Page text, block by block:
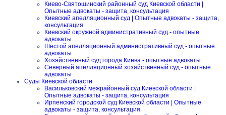
Киево-Святошинский районный суд Киевской области |
Опытные адвокаты - защита, консультация
Киевский апелляционный суд | Опытные адвокаты - защита,
консультация
Киевский окружной административный суд - опытные
адвокаты
Шестой апелляционный административный суд - опытные
адвокаты
Хозяйственный суд города Киева - опытные адвокаты
Северный апелляционный хозяйственный суд - опытные
адвокаты
Суды Киевской области
Васильковский межрайонный суд Киевской области |
Опытные адвокаты - защита, консультация
Ирпенский городской суд Киевской области | Опытные
адвокаты - защита, консультация